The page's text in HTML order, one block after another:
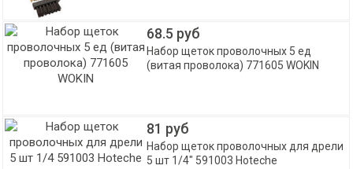
68.5 руб
Набор щеток проволочных 5 ед
(витая проволока) 771605 WOKIN
81 руб
Набор щеток проволочных для дрели
5 шт 1/4" 591003 Hoteche